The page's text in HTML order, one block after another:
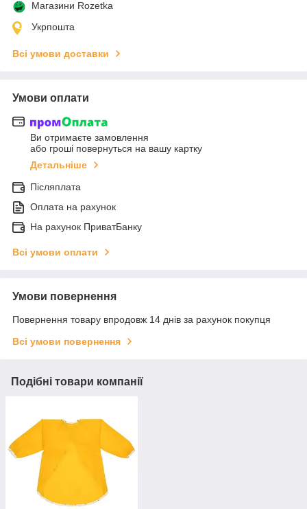
Магазини Rozetka
Укрпошта
Всі умови доставки
Умови оплати
Ви отримаєте замовлення
або гроші повернуться на вашу картку
Детальніше
Післяплата
Оплата на рахунок
На рахунок ПриватБанку
Всі умови оплати
Умови повернення
Повернення товару впродовж 14 днів за рахунок покупця
Всі умови повернення
Подібні товари компанії